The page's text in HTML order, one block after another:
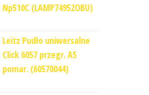
Np510C (LAMP74952OBU)
Leitz Pudło uniwersalne
Click 6057 przegr. A5
pomar. (60570044)